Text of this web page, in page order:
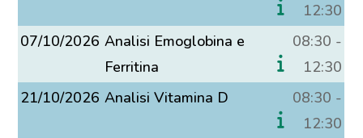
12:30
07/10/2026 Analisi Emoglobina e
Ferritina
08:30 -
12:30
21/10/2026 Analisi Vitamina D
08:30 -
12:30